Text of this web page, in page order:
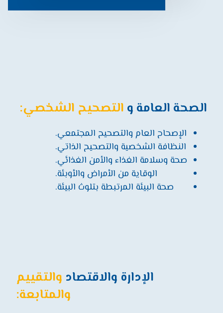
الصحة العامة و التصحيح الشخصي:
الإصحاح العام والتصحيح المجتمعي.
النظافة الشخصية والتصحيح الذاتي.
صحة وسلامة الغذاء والأمن الغذائي.
الوقاية من الأمراض والأوبئة.
صحة البيئة المرتبطة بتلوث البيئة.
الإدارة والاقتصاد والتقييم
والمتابعة: